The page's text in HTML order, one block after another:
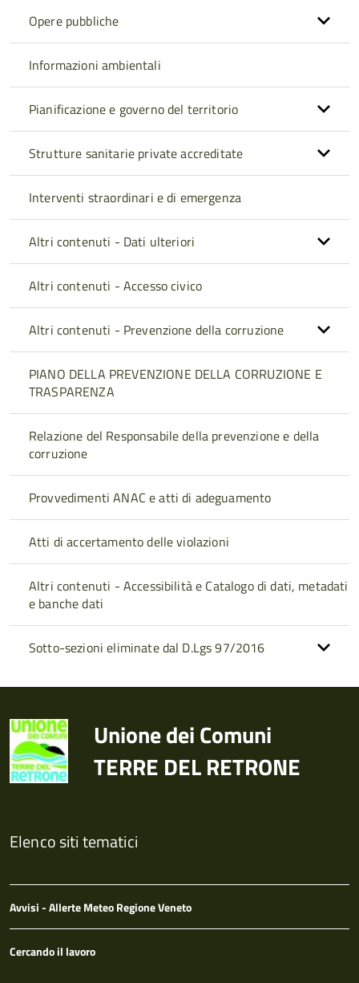
Opere pubbliche
Informazioni ambientali
Pianificazione e governo del territorio
Strutture sanitarie private accreditate
Interventi straordinari e di emergenza
Altri contenuti - Dati ulteriori
Altri contenuti - Accesso civico
Altri contenuti - Prevenzione della corruzione
PIANO DELLA PREVENZIONE DELLA CORRUZIONE E
TRASPARENZA
Relazione del Responsabile della prevenzione e della
corruzione
Provvedimenti ANAC e atti di adeguamento
Atti di accertamento delle violazioni
Altri contenuti - Accessibilità e Catalogo di dati, metadati
e banche dati
Sotto-sezioni eliminate dal D.Lgs 97/2016
Unione dei Comuni
TERRE DEL RETRONE
Elenco siti tematici
Avvisi - Allerte Meteo Regione Veneto
Cercando il lavoro